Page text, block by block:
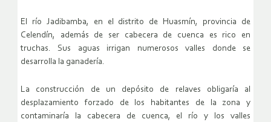
El río Jadibamba, en el distrito de Huasmín, provincia de
Celendín, además de ser cabecera de cuenca es rico en
truchas. Sus aguas irrigan numerosos valles donde se
desarrolla la ganadería.
La construcción de un depósito de relaves obligaría al
desplazamiento forzado de los habitantes de la zona y
contaminaría la cabecera de cuenca, el río y los valles